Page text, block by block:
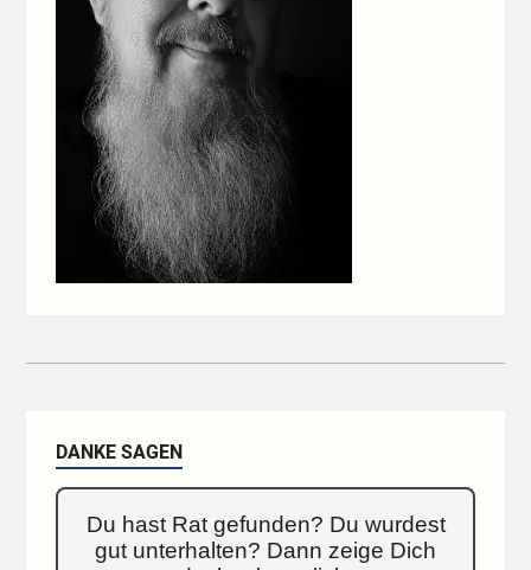
DANKE SAGEN
Du hast Rat gefunden? Du wurdest
gut unterhalten? Dann zeige Dich